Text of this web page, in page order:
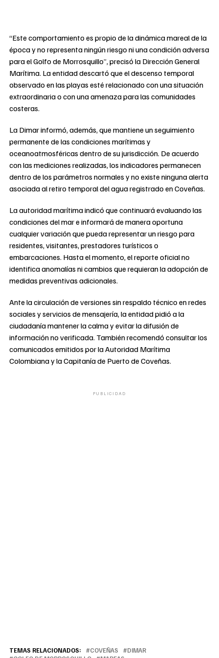
“Este comportamiento es propio de la dinámica mareal de la
época y no representa ningún riesgo ni una condición adversa
para el Golfo de Morrosquillo”, precisó la Dirección General
Marítima. La entidad descartó que el descenso temporal
observado en las playas esté relacionado con una situación
extraordinaria o con una amenaza para las comunidades
costeras.
La Dimar informó, además, que mantiene un seguimiento
permanente de las condiciones marítimas y
oceanoatmosféricas dentro de su jurisdicción. De acuerdo
con las mediciones realizadas, los indicadores permanecen
dentro de los parámetros normales y no existe ninguna alerta
asociada al retiro temporal del agua registrado en Coveñas.
La autoridad marítima indicó que continuará evaluando las
condiciones del mar e informará de manera oportuna
cualquier variación que pueda representar un riesgo para
residentes, visitantes, prestadores turísticos o
embarcaciones. Hasta el momento, el reporte oficial no
identifica anomalías ni cambios que requieran la adopción de
medidas preventivas adicionales.
Ante la circulación de versiones sin respaldo técnico en redes
sociales y servicios de mensajería, la entidad pidió a la
ciudadanía mantener la calma y evitar la difusión de
información no verificada. También recomendó consultar los
comunicados emitidos por la Autoridad Marítima
Colombiana y la Capitanía de Puerto de Coveñas.
PUBLICIDAD
TEMAS RELACIONADOS: COVEÑAS
DIMAR